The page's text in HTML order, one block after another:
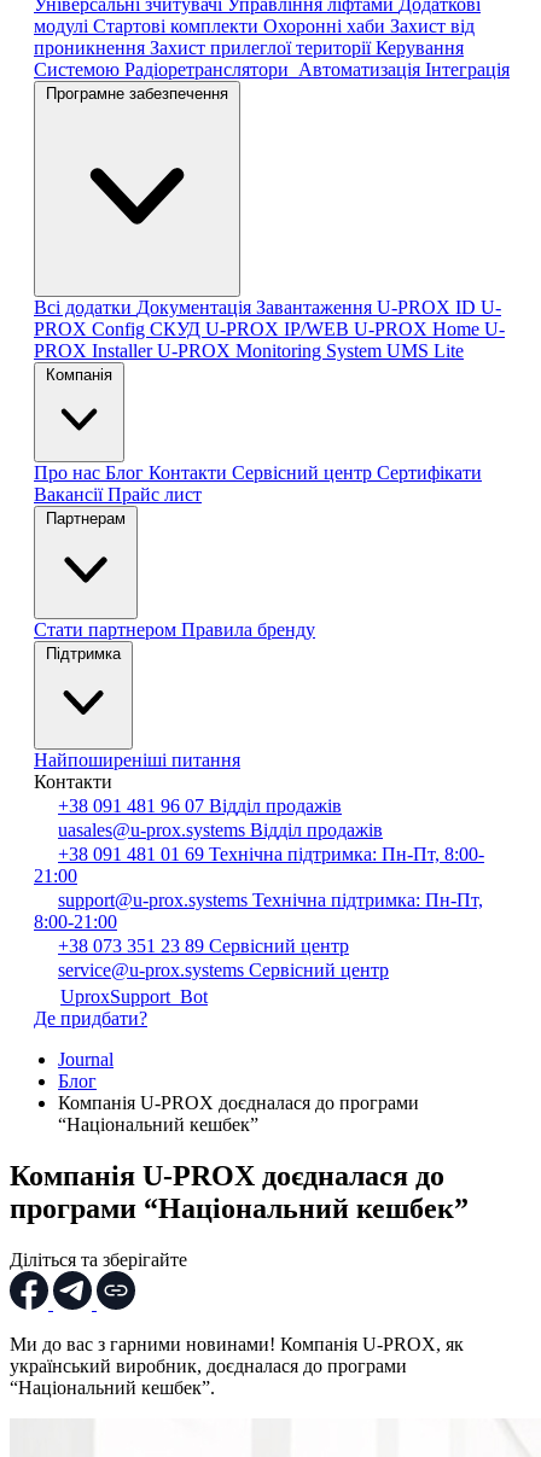
Універсальні зчитувачі Управління ліфтами Додаткові
модулі Стартові комплекти Охоронні хаби Захист від
проникнення Захист прилеглої територіїКерування
Системою Радіоретранслятори Автоматизація Інтеграція
Програмне забезпечення
Всі додатки Документація Завантаження U-PROX ID U-
PROX Config СКУД U-PROX IP/WEB U-PROX Home U-
PROX InstallerU-PROX Monitoring System UMS Lite
Компанія
Про нас Блог Контакти Сервісний центр Сертифікати
ВакансіїПрайс лист
Партнерам
Стати партнером Правила бренду
Підтримка
Найпоширеніші питання
Контакти
+38 091 481 96 07 Відділ продажів
uasales@u-prox.systems Відділ продажів
+38 091 481 01 69 Технічна підтримка: Пн-Пт, 8:00-
21:00
support@u-prox.systems Технічна підтримка: Пн-Пт,
8:00-21:00
+38 073 351 23 89 Сервісний центр
service@u-prox.systems Сервісний центр
UproxSupport_Bot
Де придбати?
Journal
Блог
Компанія U-PROX доєдналася до програми
“Національний кешбек”
Компанія U-PROX доєдналася до
програми “Національний кешбек”
Діліться та зберігайте
Ми до вас з гарними новинами! Компанія U-PROX, як
український виробник, доєдналася до програми
“Національний кешбек”.